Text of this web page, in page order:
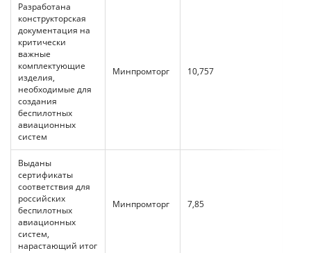
Разработана
конструкторская
документация на
критически
важные
комплектующие
изделия,
необходимые для
создания
беспилотных
авиационных
систем
Минпромторг 10,757
Выданы
сертификаты
соответствия для
российских
беспилотных
авиационных
систем,
нарастающий итог
Минпромторг 7,85